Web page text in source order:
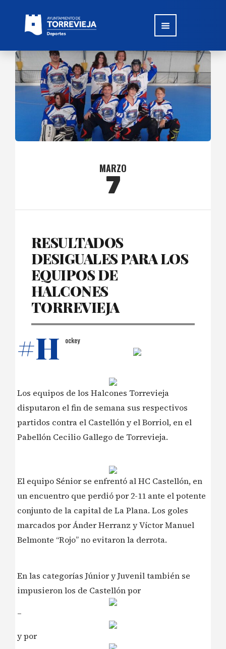
MARZO
7
RESULTADOS
DESIGUALES PARA LOS
EQUIPOS DE
HALCONES
TORREVIEJA
#H ockey
Los equipos de los Halcones Torrevieja
disputaron el fin de semana sus respectivos
partidos contra el Castellón y el Borriol, en el
Pabellón Cecilio Gallego de Torrevieja.
El equipo Sénior se enfrentó al HC Castellón, en
un encuentro que perdió por 2-11 ante el potente
conjunto de la capital de La Plana. Los goles
marcados por Ánder Herranz y Víctor Manuel
Belmonte “Rojo” no evitaron la derrota.
En las categorías Júnior y Juvenil también se
impusieron los de Castellón por
–
y por